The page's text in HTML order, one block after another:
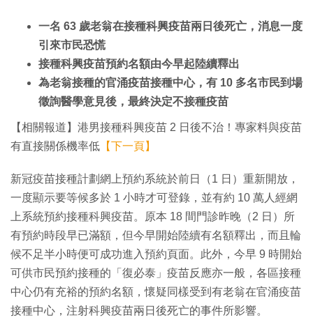
一名 63 歲老翁在接種科興疫苗兩日後死亡，消息一度
引來市民恐慌
接種科興疫苗預約名額由今早起陸續釋出
為老翁接種的官涌疫苗接種中心，有 10 多名市民到場
徵詢醫學意見後，最終決定不接種疫苗
【相關報道】港男接種科興疫苗 2 日後不治！專家料與疫苗
有直接關係機率低 【下一頁】
新冠疫苗接種計劃網上預約系統於前日（1 日）重新開放，
一度顯示要等候多於 1 小時才可登錄，並有約 10 萬人經網
上系統預約接種科興疫苗。原本 18 間門診昨晚（2 日）所
有預約時段早已滿額，但今早開始陸續有名額釋出，而且輪
候不足半小時便可成功進入預約頁面。此外，今早 9 時開始
可供市民預約接種的「復必泰」疫苗反應亦一般，各區接種
中心仍有充裕的預約名額，懷疑同樣受到有老翁在官涌疫苗
接種中心，注射科興疫苗兩日後死亡的事件所影響。